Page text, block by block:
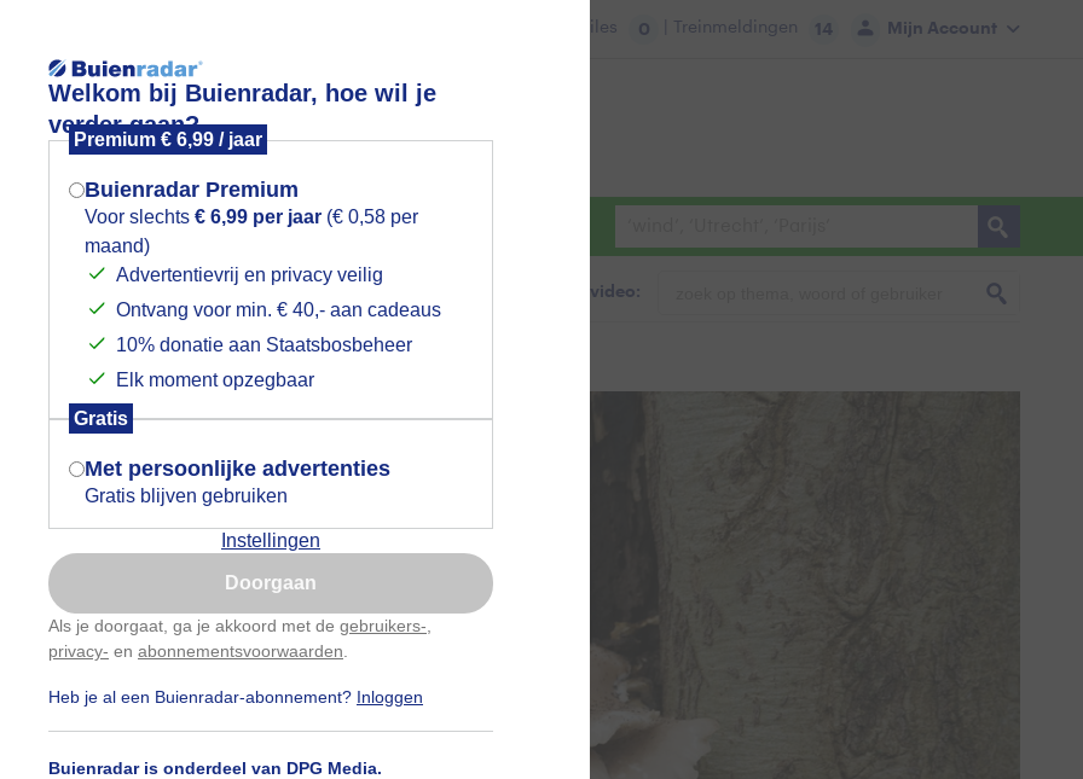
Welkom bij Buienradar, hoe wil je
verder gaan?
Premium € 6,99 / jaar
Buienradar Premium
Voor slechts € 6,99 per jaar (€ 0,58 per
maand)
Advertentievrij en privacy veilig
Ontvang voor min. € 40,- aan cadeaus
10% donatie aan Staatsbosbeheer
Elk moment opzegbaar
Gratis
Met persoonlijke advertenties
Gratis blijven gebruiken
Instellingen
Doorgaan
Als je doorgaat, ga je akkoord met de gebruikers-
privacy- en abonnementsvoorwaarden
Heb je al een Buienradar-abonnement? Inloggen
Buienradar is onderdeel van DPG Media.
Mijn Account
Files 0 | Treinmeldingen 14
Foto en video Weerzine
Zoeken in foto & video:
Mogen we je locatie gebruiken voor
het weer?
Indien je hier nog geen akkoord op hebt
gegeven, verschijnt er zo een pop-up uit
je browser waarin deze toestemming
gevraagd wordt.
Is goed, toon de popup
Nu niet, misschien later
Gebruik je Safari en wil je niet elke dag deze pop-up
Klikhierom dit aan te passen